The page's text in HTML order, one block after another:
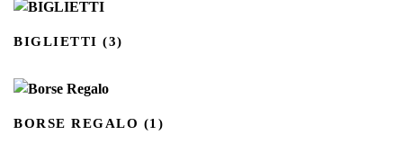
BIGLIETTI (3)
BORSE REGALO (1)